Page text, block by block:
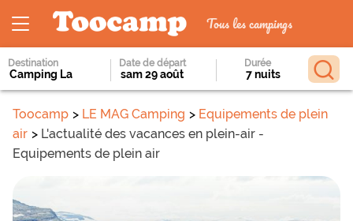
Tous les campings
Destination Date de départ Durée
Toocamp LE MAG Camping
Equipements de plein
air
L'actualité des vacances en plein-air -
Equipements de plein air